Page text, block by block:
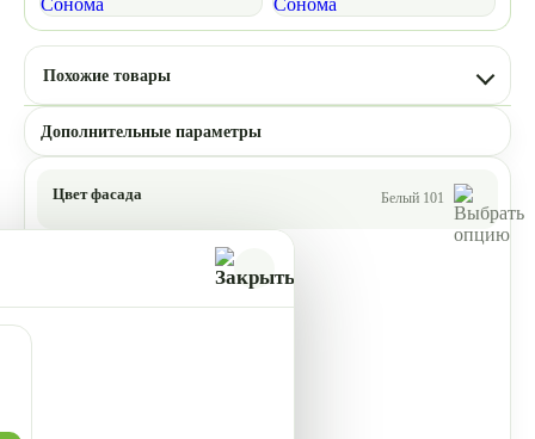
Похожие товары
Дополнительные параметры
Цвет фасада Белый 101